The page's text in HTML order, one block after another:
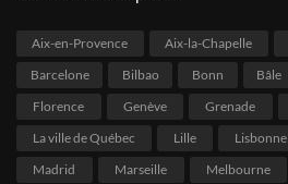
Aix-en-Provence Aix-la-Chapelle
Barcelone
Bilbao Bonn Bâle
Florence
Genève Grenade
La ville de Québec
Lille Lisbonne
Madrid
Marseille Melbourne